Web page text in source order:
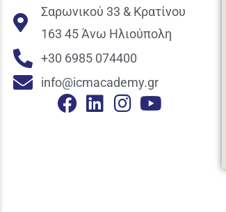
Σαρωνικού 33 & Κρατίνου
163 45 Άνω Ηλιούπολη
+30 6985 074400
info@icmacademy.gr